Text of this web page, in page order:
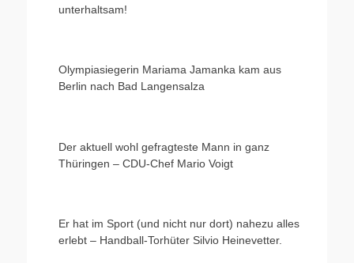
unterhaltsam!
Olympiasiegerin Mariama Jamanka kam aus
Berlin nach Bad Langensalza
Der aktuell wohl gefragteste Mann in ganz
Thüringen – CDU-Chef Mario Voigt
Er hat im Sport (und nicht nur dort) nahezu alles
erlebt – Handball-Torhüter Silvio Heinevetter.